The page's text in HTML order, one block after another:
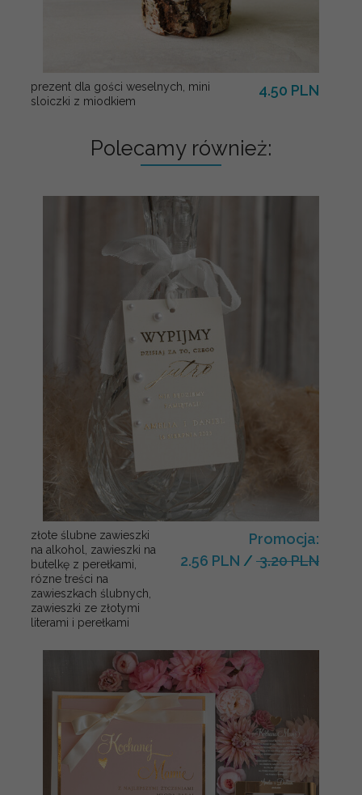
prezent dla gości weselnych, mini
sloiczki z miodkiem
4.50 PLN
Polecamy również:
złote ślubne zawieszki
na alkohol, zawieszki na
butelkę z perełkami,
rózne treści na
zawieszkach ślubnych,
zawieszki ze złotymi
literami i perełkami
Promocja:
2.56 PLN / 3.20 PLN